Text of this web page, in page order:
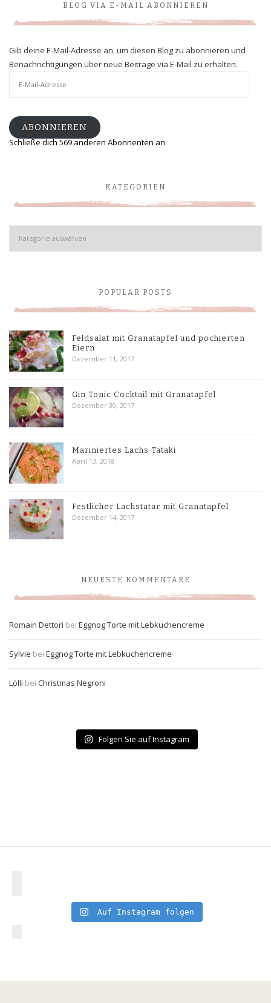
BLOG VIA E-MAIL ABONNIEREN
Gib deine E-Mail-Adresse an, um diesen Blog zu abonnieren und
Benachrichtigungen über neue Beiträge via E-Mail zu erhalten.
ABONNIEREN
Schließe dich 569 anderen Abonnenten an
KATEGORIEN
Kategorien
POPULAR POSTS
Feldsalat mit Granatapfel und pochierten
Eiern
Dezember 11, 2017
Gin Tonic Cocktail mit Granatapfel
Dezember 30, 2017
Mariniertes Lachs Tataki
April 13, 2018
Festlicher Lachstatar mit Granatapfel
Dezember 14, 2017
NEUESTE KOMMENTARE
Romain Dettori bei Eggnog Torte mit Lebkuchencreme
Sylvie bei Eggnog Torte mit Lebkuchencreme
Lölli bei Christmas Negroni
Folgen Sie auf Instagram
Auf Instagram folgen